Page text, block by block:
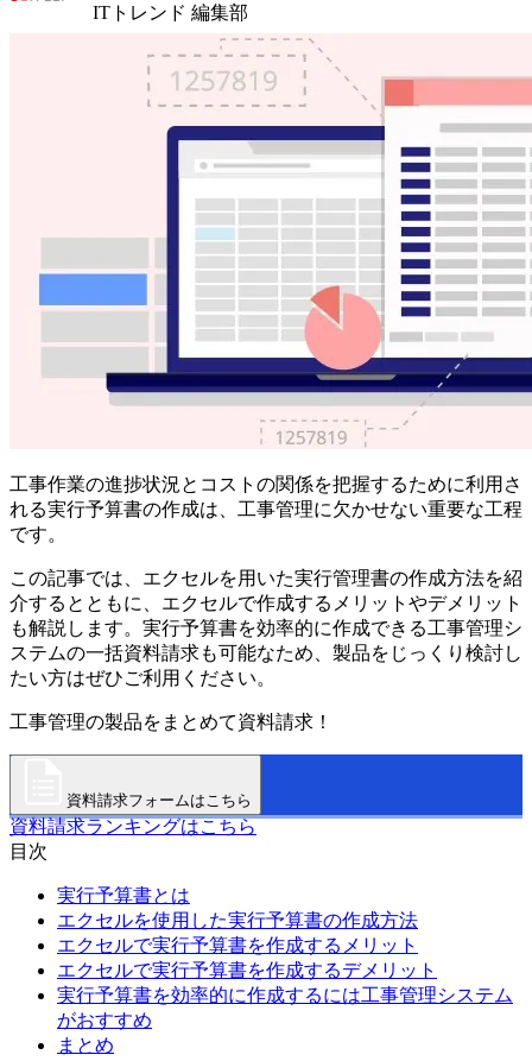
ITトレンド 編集部
工事作業の進捗状況とコストの関係を把握するために利用さ
れる実行予算書の作成は、工事管理に欠かせない重要な工程
です。
この記事では、エクセルを用いた実行管理書の作成方法を紹
介するとともに、エクセルで作成するメリットやデメリット
も解説します。実行予算書を効率的に作成できる工事管理シ
ステムの一括資料請求も可能なため、製品をじっくり検討し
たい方はぜひご利用ください。
工事管理の製品をまとめて資料請求！
資料請求フォームはこちら
資料請求ランキングはこちら
目次
実行予算書とは
エクセルを使用した実行予算書の作成方法
エクセルで実行予算書を作成するメリット
エクセルで実行予算書を作成するデメリット
実行予算書を効率的に作成するには工事管理システム
がおすすめ
まとめ